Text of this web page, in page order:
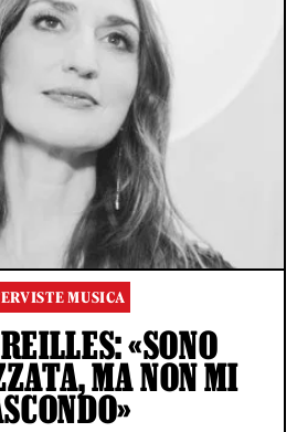
MUSICA
«SONO
MA NON MI